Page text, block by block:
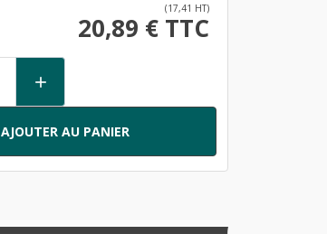
(17,41 HT)
20,89 € TTC

AJOUTER AU PANIER